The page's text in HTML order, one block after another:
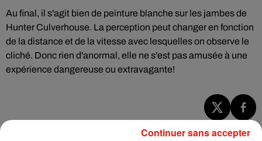
Au final, il s'agit bien de peinture blanche sur les jambes de
Hunter Culverhouse. La perception peut changer en fonction
de la distance et de la vitesse avec lesquelles on observe le
cliché. Donc rien d'anormal, elle ne s'est pas amusée à une
expérience dangereuse ou extravagante!
Continuer sans accepter